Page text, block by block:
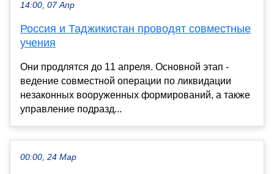
14:00, 07 Апр
Россия и Таджикистан проводят совместные
учения
Они продлятся до 11 апреля. Основной этап -
ведение совместной операции по ликвидации
незаконных вооруженных формирований, а также
управление подразд...
00:00, 24 Мар